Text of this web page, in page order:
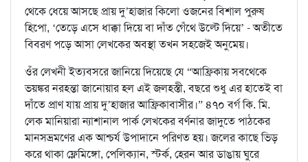
থেকে ধেয়ে আসছে প্রায় দু’হাজার কিলো ওজনের বিশাল পুরুষ
হিপো, ‘তেড়ে এসে ধাক্কা দিয়ে বা দাঁত গেঁথে উল্টে দিয়ে’ - অতীতে
বিবরণ পড়ে আসা লেখকের অবস্থা তখন সহজেই অনুমেয়।
ওঁর লেখনী ইত্যবসরে জানিয়ে দিয়েছে যে “আফ্রিকায় সবথেকে
ভয়ঙ্কর নরহন্তা জানোয়ার হল এই জলহস্তী, বছরে শুধু এর হাতেই বা
দাঁতে প্রাণ যায় প্রায় দু’হাজার আফ্রিকাবাসীর।” ৪৭০ বর্গ কি. মি.
লেক মানিয়ারা ন্যাশানাল পার্ক লেখকের বর্ণনার জাদুতে পাঠকের
মানসভ্রমণের এক আশ্চর্য উপাদানে পরিণত হয়। জলের কাছে ভিড়
করে থাকা ফ্লেমিঙ্গো, পেলিক্যান, স্টর্ক, হেরন আর ডাঙায় ঘুরে